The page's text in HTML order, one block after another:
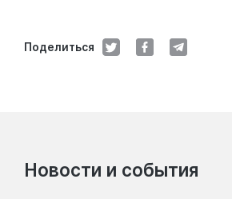
Поделиться
Новости и события